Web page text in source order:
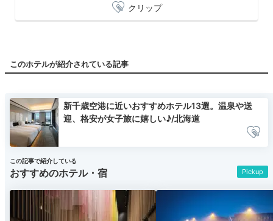
クリップ
このホテルが紹介されている記事
新千歳空港に近いおすすめホテル13選。温泉や送
迎、格安が女子旅に嬉しい♪/北海道
Pickup
この記事で紹介している
おすすめのホテル・宿